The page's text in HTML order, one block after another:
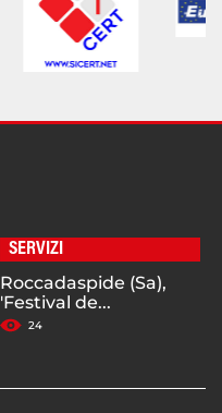
SERVIZI
Roccadaspide (Sa),
'Festival de...
24